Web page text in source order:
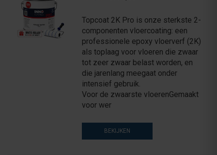
Topcoat 2K Pro is onze sterkste 2-
componenten vloercoating: een
professionele epoxy vloerverf (2K)
als toplaag voor vloeren die zwaar
tot zeer zwaar belast worden, en
die jarenlang meegaat onder
intensief gebruik.
Voor de zwaarste vloerenGemaakt
voor wer
BEKIJKEN